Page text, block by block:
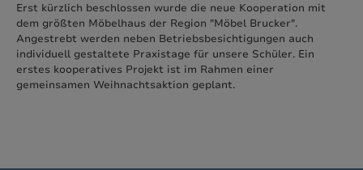
Erst kürzlich beschlossen wurde die neue Kooperation mit
dem größten Möbelhaus der Region "Möbel Brucker".
Angestrebt werden neben Betriebsbesichtigungen auch
individuell gestaltete Praxistage für unsere Schüler. Ein
erstes kooperatives Projekt ist im Rahmen einer
gemeinsamen Weihnachtsaktion geplant.